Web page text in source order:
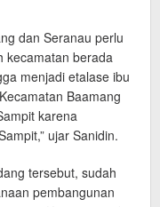
dan Seranau perlu
kecamatan berada
menjadi etalase ibu
Baamang
karena
ujar Sanidin.
tersebut, sudah
pembangunan